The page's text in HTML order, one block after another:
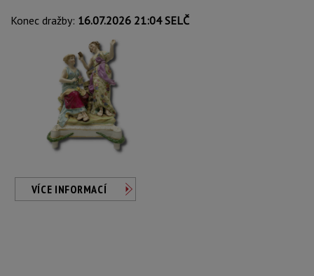
Konec dražby: 16.07.2026 21:04 SELČ
VÍCE INFORMACÍ